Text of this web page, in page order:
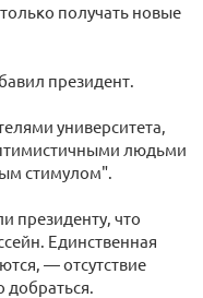
получать новые
президент.
университета,
людьми
стимулом".
президенту, что
Единственная
— отсутствие
добраться.